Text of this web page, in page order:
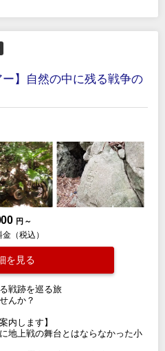
ー】自然の中に残る戦争の
円 ～
（税込）
を見る
戦跡を巡る旅
んか？
内します】
地上戦の舞台とはならなかった小